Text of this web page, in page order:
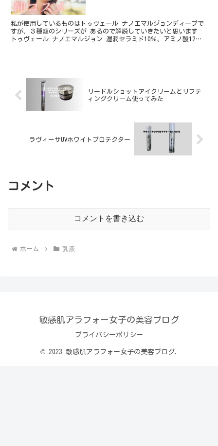
私が使用しているものはトゥヴェール ナノエマルジョンディープで
すが、３種類のシリーズが あるので解説していきたいと思います
トゥヴェール ナノエマルジョン 湿潤セラミド10％、アミノ酸12
リードルショットアイクリームとリフテ
ィングクリーム使ってみた
ラヴィーサUVホワイトプロテクター
コメント
コメントを書き込む
ホーム 乳液
敏感肌アラフォー女子の美容ブログ
プライバシーポリシー
© 2023 敏感肌アラフォー女子の美容ブログ.